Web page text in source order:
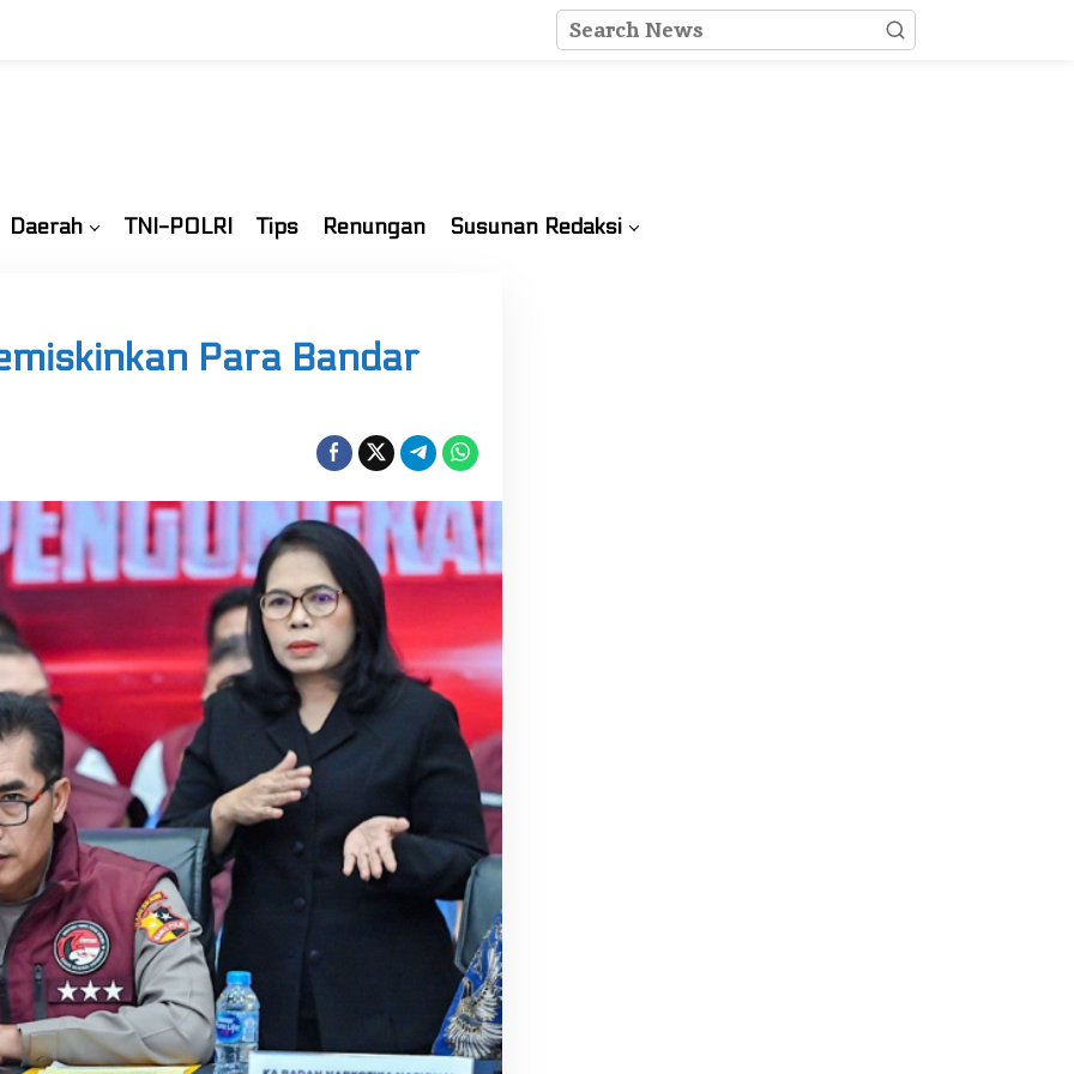
Daerah TNI-POLRI Tips Renungan Susunan Redaksi
Para Bandar